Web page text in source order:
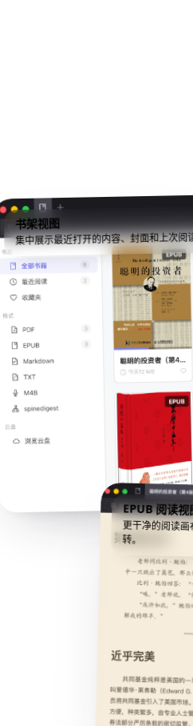
书架视图
集中展示最近打开的内容、封面和上次阅
EPUB 阅读视
更干净的阅读
转。